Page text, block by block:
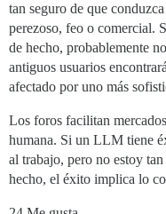
tan seguro de que
perezoso, feo o comercial.
de hecho, probablemente
antiguos usuarios
afectado por uno más
Los foros facilitan
humana. Si un LLM tiene
al trabajo, pero no estoy
hecho, el éxito implica lo